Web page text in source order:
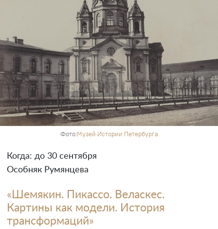
Фото:Музей Истории Петербурга
Когда: до 30 сентября
Особняк Румянцева
«Шемякин. Пикассо. Веласкес.
Картины как модели. История
трансформаций»